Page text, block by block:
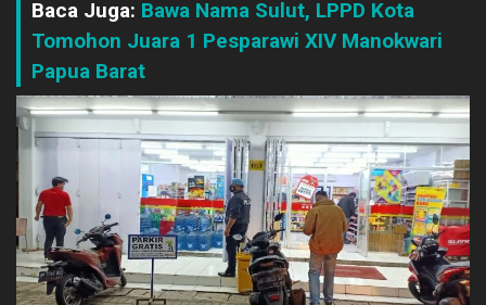
Baca Juga: Bawa Nama Sulut, LPPD Kota
Tomohon Juara 1 Pesparawi XIV Manokwari
Papua Barat